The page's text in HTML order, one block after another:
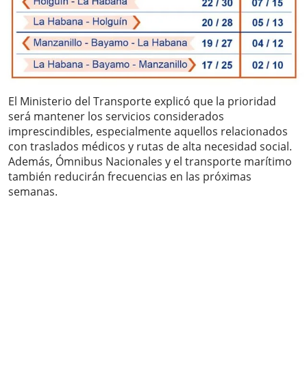
El Ministerio del Transporte explicó que la prioridad
será mantener los servicios considerados
imprescindibles, especialmente aquellos relacionados
con traslados médicos y rutas de alta necesidad social.
Además, Ómnibus Nacionales y el transporte marítimo
también reducirán frecuencias en las próximas
semanas.